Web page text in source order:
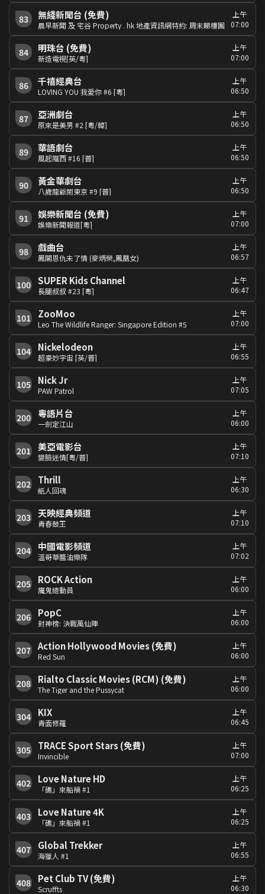
83 無綫新聞台 (免費)
晨早新聞 及 宅谷 Property . hk 地產資訊網特約: 周末睇樓團
上午
07:00
84 明珠台 (免費)
新造電視[英/粵]
上午
07:00
86 千禧經典台
LOVING YOU 我愛你 #6 [粵]
上午
06:50
87 亞洲劇台
原來是美男 #2 [粵/韓]
上午
06:50
89 華語劇台
風起隴西 #16 [普]
上午
06:50
90 黃金華劇台
八歲龍爺鬧東京 #9 [普]
上午
06:50
91 娛樂新聞台 (免費)
娛樂新聞報道[粵]
上午
07:00
98 戲曲台
鳳閣恩仇未了情 (麥炳榮,鳳凰女)
上午
06:57
100 SUPER Kids Channel
長腿叔叔 #23 [粵]
上午
06:47
101 ZooMoo
Leo The Wildlife Ranger: Singapore Edition #5
上午
07:00
104 Nickelodeon
超豪妙宇宙 [英/普]
上午
06:55
105 Nick Jr
PAW Patrol
上午
07:05
200 粵語片台
一劍定江山
上午
06:00
201 美亞電影台
變臉迷情[粵/普]
上午
07:10
202 Thrill
紙人回魂
上午
06:30
203 天映經典頻道
青春鼓王
上午
07:10
204 中國電影頻道
溫哥華醬油樂隊
上午
07:02
205 ROCK Action
魔鬼總動員
上午
06:00
206 PopC
封神榜: 決戰萬仙陣
上午
06:00
207 Action Hollywood Movies (免費)
Red Sun
上午
06:00
208 Rialto Classic Movies (RCM) (免費)
The Tiger and the Pussycat
上午
06:00
304 KIX
青面修羅
上午
06:45
305 TRACE Sport Stars (免費)
Invincible
上午
07:00
402 Love Nature HD
「礁」來船禍 #1
上午
06:25
403 Love Nature 4K
「礁」來船禍 #1
上午
06:25
407 Global Trekker
海獵人 #1
上午
06:55
408 Pet Club TV (免費)
Scruffts
上午
06:30